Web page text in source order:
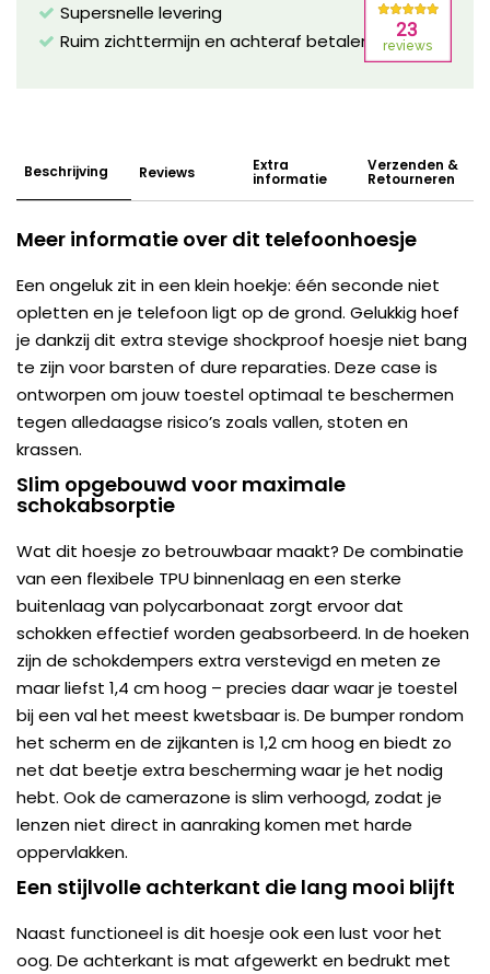
Supersnelle levering
Ruim zichttermijn en achteraf betalen mogelijk!
Beschrijving Reviews Extra
informatie
Verzenden &
Retourneren
Meer informatie over dit telefoonhoesje
Een ongeluk zit in een klein hoekje: één seconde niet
opletten en je telefoon ligt op de grond. Gelukkig hoef
je dankzij dit extra stevige shockproof hoesje niet bang
te zijn voor barsten of dure reparaties. Deze case is
ontworpen om jouw toestel optimaal te beschermen
tegen alledaagse risico’s zoals vallen, stoten en
krassen.
Slim opgebouwd voor maximale
schokabsorptie
Wat dit hoesje zo betrouwbaar maakt? De combinatie
van een flexibele TPU binnenlaag en een sterke
buitenlaag van polycarbonaat zorgt ervoor dat
schokken effectief worden geabsorbeerd. In de hoeken
zijn de schokdempers extra verstevigd en meten ze
maar liefst 1,4 cm hoog – precies daar waar je toestel
bij een val het meest kwetsbaar is. De bumper rondom
het scherm en de zijkanten is 1,2 cm hoog en biedt zo
net dat beetje extra bescherming waar je het nodig
hebt. Ook de camerazone is slim verhoogd, zodat je
lenzen niet direct in aanraking komen met harde
oppervlakken.
Een stijlvolle achterkant die lang mooi blijft
Naast functioneel is dit hoesje ook een lust voor het
oog. De achterkant is mat afgewerkt en bedrukt met